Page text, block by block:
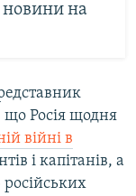
новини на
що Росія щодня
війні в
і капітанів, а
російських